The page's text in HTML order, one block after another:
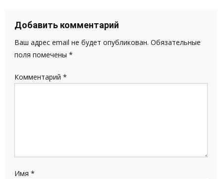
записям
Добавить комментарий
Ваш адрес email не будет опубликован. Обязательные
поля помечены *
Комментарий *
Имя *